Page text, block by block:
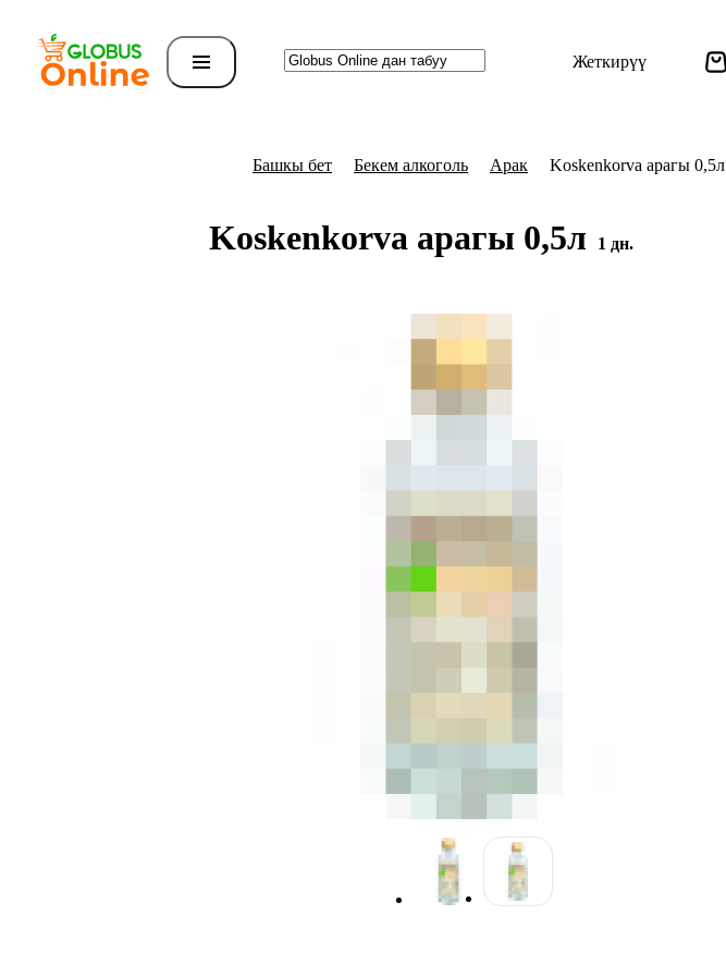
Жеткирүү
Башкы бет Бекем алкоголь Арак Koskenkorva арагы 0,5л
Koskenkorva арагы 0,5л 1 дн.